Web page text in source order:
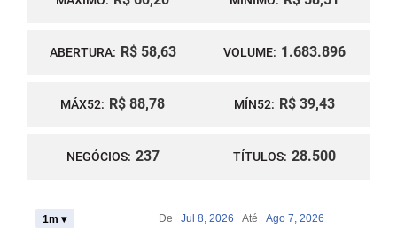
ABERTURA: R$ 58,63 VOLUME: 1.683.896
MÁX52: R$ 88,78 MÍN52: R$ 39,43
NEGÓCIOS: 237 TÍTULOS: 28.500
1m ▾ De Jul 8, 2026 Até Ago 7, 2026